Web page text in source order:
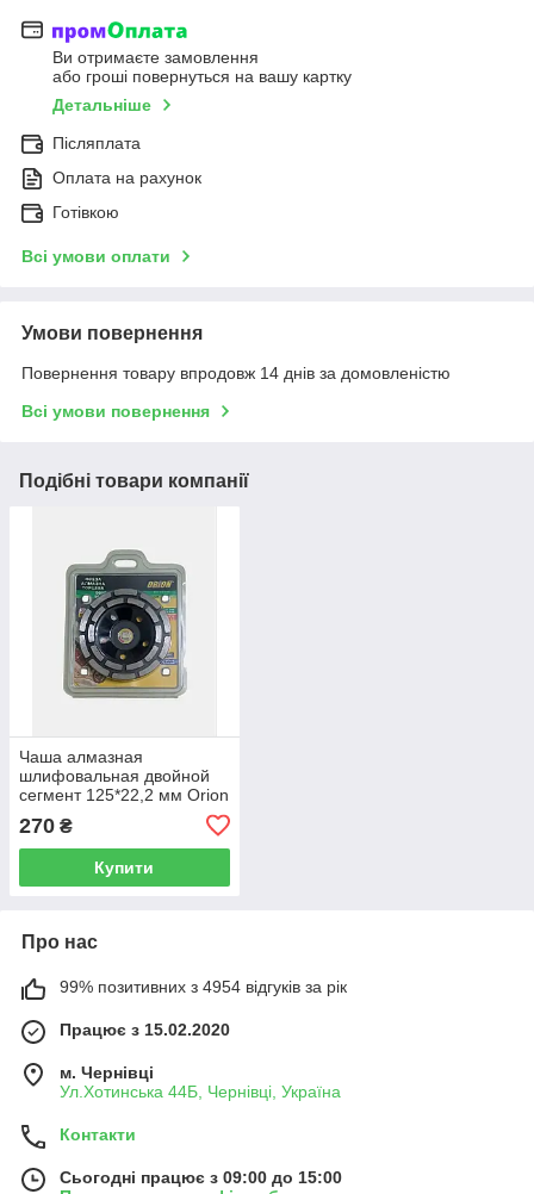
Ви отримаєте замовлення
або гроші повернуться на вашу картку
Детальніше
Післяплата
Оплата на рахунок
Готівкою
Всі умови оплати
Умови повернення
Повернення товару впродовж 14 днів за домовленістю
Всі умови повернення
Подібні товари компанії
Чаша алмазная
шлифовальная двойной
сегмент 125*22,2 мм Orion
сухая/мокрая резка сталь
mn 65
270 ₴
Купити
Про нас
99% позитивних з 4954 відгуків за рік
Працює з 15.02.2020
м. Чернівці
Ул.Хотинська 44Б, Чернівці, Україна
Контакти
Сьогодні працює з 09:00 до 15:00